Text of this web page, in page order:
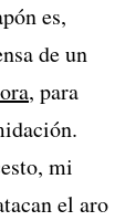
es,
de un
, para
mi
el aro